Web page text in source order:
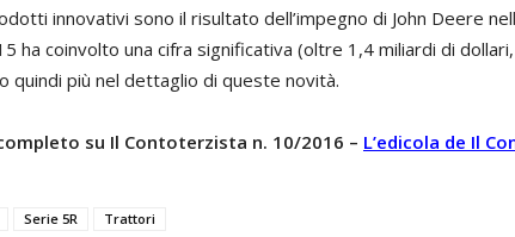
innovativi sono il risultato dell’impegno di John Deere
ha coinvolto una cifra significativa (oltre 1,4 miliardi di
quindi più nel dettaglio di queste novità.
su Il Contoterzista n. 10/2016 – L’edicola de Il
Serie 5R Trattori